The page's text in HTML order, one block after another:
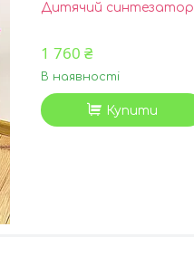
Дитячий синтезатор-
1 760 ₴
В наявності
Купити